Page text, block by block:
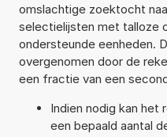
omslachtige zoektocht
selectielijsten met talloze
ondersteunde eenheden.
overgenomen door de
een fractie van een
Indien nodig kan het
een bepaald aantal